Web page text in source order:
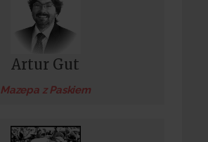
Artur Gut
Mazepa z Paskiem